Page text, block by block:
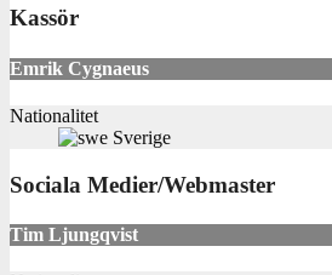
Kassör
Emrik Cygnaeus
Nationalitet
Sverige
Sociala Medier/Webmaster
Tim Ljungqvist